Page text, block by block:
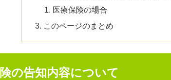
医療保険の場合
このページのまとめ
の告知内容について